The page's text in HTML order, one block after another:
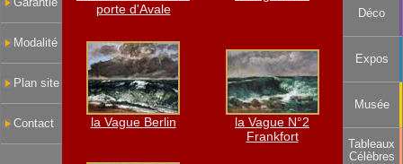
Garantie
Modalité
Plan site
Contact
porte d'Avale
la Vague Berlin
la Vague N°2
Frankfort
Déco
Expos
Musée
Tableaux
Célèbres